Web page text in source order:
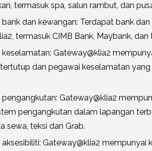
termasuk spa, salun rambut, dan
bank dan kewangan: Terdapat bank
termasuk CIMB Bank, Maybank, dan
keselamatan: Gateway@klia2
dan pegawai keselamatan
pengangkutan: Gateway@klia2
pengangkutan dalam lapangan
sewa, teksi dan Grab.
aksesibiliti: Gateway@klia2